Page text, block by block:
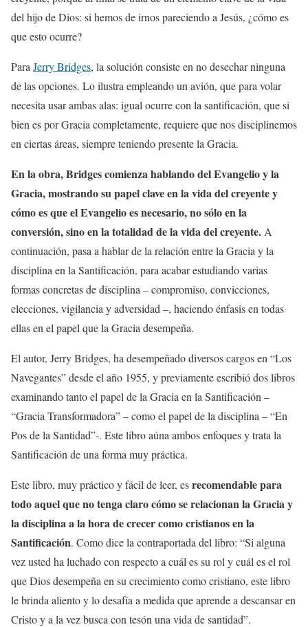
del hijo de Dios: si hemos de irnos pareciendo a Jesús, ¿cómo es
que esto ocurre?
Para Jerry Bridges, la solución consiste en no desechar ninguna
de las opciones. Lo ilustra empleando un avión, que para volar
necesita usar ambas alas: igual ocurre con la santificación, que si
bien es por Gracia completamente, requiere que nos disciplinemos
en ciertas áreas, siempre teniendo presente la Gracia.
En la obra, Bridges comienza hablando del Evangelio y la
Gracia, mostrando su papel clave en la vida del creyente y
cómo es que el Evangelio es necesario, no sólo en la
conversión, sino en la totalidad de la vida del creyente. A
continuación, pasa a hablar de la relación entre la Gracia y la
disciplina en la Santificación, para acabar estudiando varias
formas concretas de disciplina – compromiso, convicciones,
elecciones, vigilancia y adversidad –, haciendo énfasis en todas
ellas en el papel que la Gracia desempeña.
El autor, Jerry Bridges, ha desempeñado diversos cargos en “Los
Navegantes” desde el año 1955, y previamente escribió dos libros
examinando tanto el papel de la Gracia en la Santificación –
“Gracia Transformadora” – como el papel de la disciplina – “En
Pos de la Santidad”-. Este libro aúna ambos enfoques y trata la
Santificación de una forma muy práctica.
Este libro, muy práctico y fácil de leer, esrecomendable para
todo aquel que no tenga claro cómo se relacionan la Gracia y
la disciplina a la hora de crecer como cristianos en la
Santificación. Como dice la contraportada del libro: “Si alguna
vez usted ha luchado con respecto a cuál es su rol y cuál es el rol
que Dios desempeña en su crecimiento como cristiano, este libro
le brinda aliento y lo desafía a medida que aprende a descansar en
Cristo y a la vez busca con tesón una vida de santidad”.